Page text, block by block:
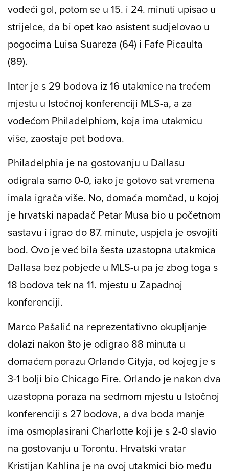
vodeći gol, potom se u 15. i 24. minuti upisao u
strijelce, da bi opet kao asistent sudjelovao u
pogocima Luisa Suareza (64) i Fafe Picaulta
(89).
Inter je s 29 bodova iz 16 utakmice na trećem
mjestu u Istočnoj konferenciji MLS-a, a za
vodećom Philadelphiom, koja ima utakmicu
više, zaostaje pet bodova.
Philadelphia je na gostovanju u Dallasu
odigrala samo 0-0, iako je gotovo sat vremena
imala igrača više. No, domaća momčad, u kojoj
je hrvatski napadač Petar Musa bio u početnom
sastavu i igrao do 87. minute, uspjela je osvojiti
bod. Ovo je već bila šesta uzastopna utakmica
Dallasa bez pobjede u MLS-u pa je zbog toga s
18 bodova tek na 11. mjestu u Zapadnoj
konferenciji.
Marco Pašalić na reprezentativno okupljanje
dolazi nakon što je odigrao 88 minuta u
domaćem porazu Orlando Cityja, od kojeg je s
3-1 bolji bio Chicago Fire. Orlando je nakon dva
uzastopna poraza na sedmom mjestu u Istočnoj
konferenciji s 27 bodova, a dva boda manje
ima osmoplasirani Charlotte koji je s 2-0 slavio
na gostovanju u Torontu. Hrvatski vratar
Kristijan Kahlina je na ovoj utakmici bio među